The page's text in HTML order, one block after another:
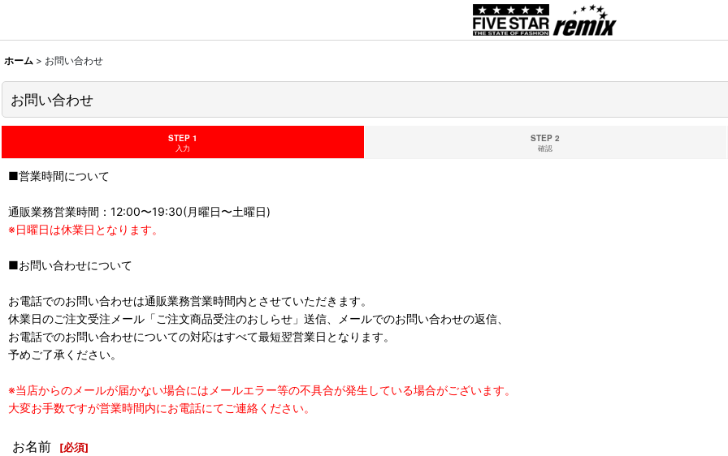
ホーム > お問い合わせ
お問い合わせ
STEP 1
入力
STEP 2
確認
■営業時間について
通販業務営業時間：12:00〜19:30(月曜日〜土曜日)
※日曜日は休業日となります。
■お問い合わせについて
お電話でのお問い合わせは通販業務営業時間内とさせていただきます。
休業日のご注文受注メール「ご注文商品受注のおしらせ」送信、メールでのお問い合わせの返信、
お電話でのお問い合わせについての対応はすべて最短翌営業日となります。
予めご了承ください。
※当店からのメールが届かない場合にはメールエラー等の不具合が発生している場合がございます。
大変お手数ですが営業時間内にお電話にてご連絡ください。
お名前 [必須]